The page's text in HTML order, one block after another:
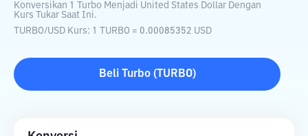
Konversikan 1 Turbo Menjadi United States Dollar Dengan
Kurs Tukar Saat Ini.
TURBO/USD Kurs: 1 TURBO = 0.00085352 USD
Beli Turbo( TURBO)